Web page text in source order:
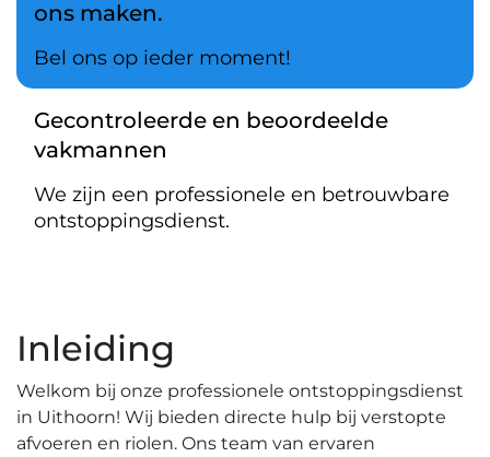
ons maken.
Bel ons op ieder moment!
Gecontroleerde en beoordeelde
vakmannen
We zijn een professionele en betrouwbare
ontstoppingsdienst.
Inleiding
Welkom bij onze professionele ontstoppingsdienst
in Uithoorn!​ Wij bieden directe hulp bij verstopte
afvoeren en riolen.​ Ons team van ervaren